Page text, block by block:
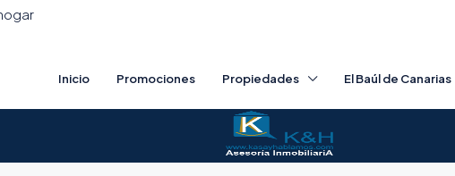
Inicio Promociones Propiedades El Baúl de Canarias